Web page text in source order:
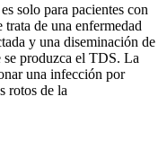
solo para pacientes con
de una enfermedad
y una diseminación de
produzca el TDS. La
una infección por
rotos de la